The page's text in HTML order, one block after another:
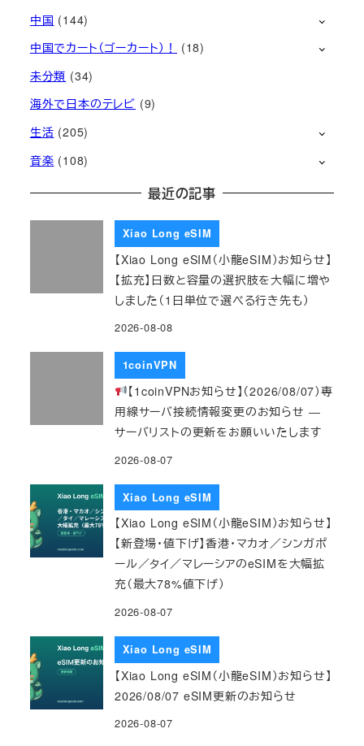
中国 (144)
中国でカート（ゴーカート）！
(18)
未分類 (34)
海外で日本のテレビ (9)
生活 (205)
音楽 (108)
最近の記事
Xiao Long eSIM
【Xiao Long eSIM（小龍eSIM）お知らせ】
【拡充】日数と容量の選択肢を大幅に増や
しました（1日単位で選べる行き先も）
2026-08-08
1coinVPN
【1coinVPNお知らせ】（2026/08/07）専
用線サーバ接続情報変更のお知らせ ―
サーバリストの更新をお願いいたします
2026-08-07
Xiao Long eSIM
【Xiao Long eSIM（小龍eSIM）お知らせ】
【新登場・値下げ】香港・マカオ／シンガポ
ール／タイ／マレーシアのeSIMを大幅拡
充（最大78%値下げ）
2026-08-07
Xiao Long eSIM
【Xiao Long eSIM（小龍eSIM）お知らせ】
2026/08/07 eSIM更新のお知らせ
2026-08-07